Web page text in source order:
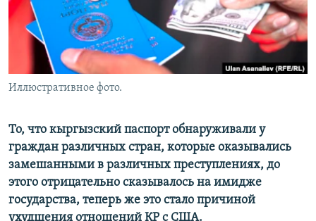
Иллюстративное фото.
То, что кыргызский паспорт обнаруживали у
граждан различных стран, которые оказывались
замешанными в различных преступлениях, до
этого отрицательно сказывалось на имидже
государства, теперь же это стало причиной
ухудшения отношений КР с США.